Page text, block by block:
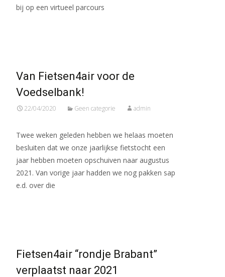
bij op een virtueel parcours
Van Fietsen4air voor de
Voedselbank!
22/04/2020 Geen categorie admin
Twee weken geleden hebben we helaas moeten
besluiten dat we onze jaarlijkse fietstocht een
jaar hebben moeten opschuiven naar augustus
2021. Van vorige jaar hadden we nog pakken sap
e.d. over die
Fietsen4air “rondje Brabant”
verplaatst naar 2021